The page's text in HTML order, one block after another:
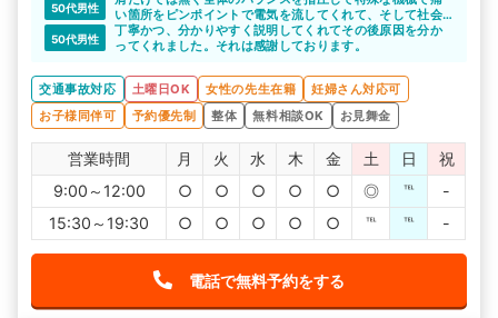
50代男性
い箇所をピンポイントで電気を流してくれて、そして社会
復帰する為に動かす範囲を教えてくれてます。非常に有り
難いのと結果が出てます??
50代男性
丁寧かつ、分かりやすく説明してくれてその後原因を分か
ってくれました。それは感謝しております。
交通事故対応 土曜日OK 女性の先生在籍
妊婦さん対応可
お子様同伴可
予約優先制 整体 無料相談OK お見舞金
営業時間 月 火 水 木 金 土 日
祝
9:00～12:00
○ ○ ○ ○ ○ ◎ ℡
-
15:30～19:30
○ ○ ○ ○ ○ ℡ ℡ -
電話で無料予約をする